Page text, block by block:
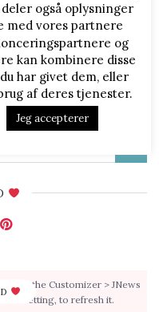
favoritterne, fordi vi
Så ...
to the Customizer > JNews
Setting, to refresh it.
også oplysninger
med vores partnere
og
kan kombinere disse
har givet dem, eller
af deres tjenester.
Jeg accepterer